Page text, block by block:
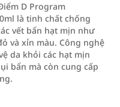
D Program
là tinh chất chống
vết bẩn hạt mịn như
và xỉn màu. Công nghệ
da khỏi các hạt mịn
bẩn mà còn cung cấp